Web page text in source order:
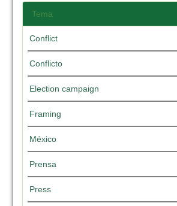
Tema
Conflict
Conflicto
Election campaign
Framing
México
Prensa
Press